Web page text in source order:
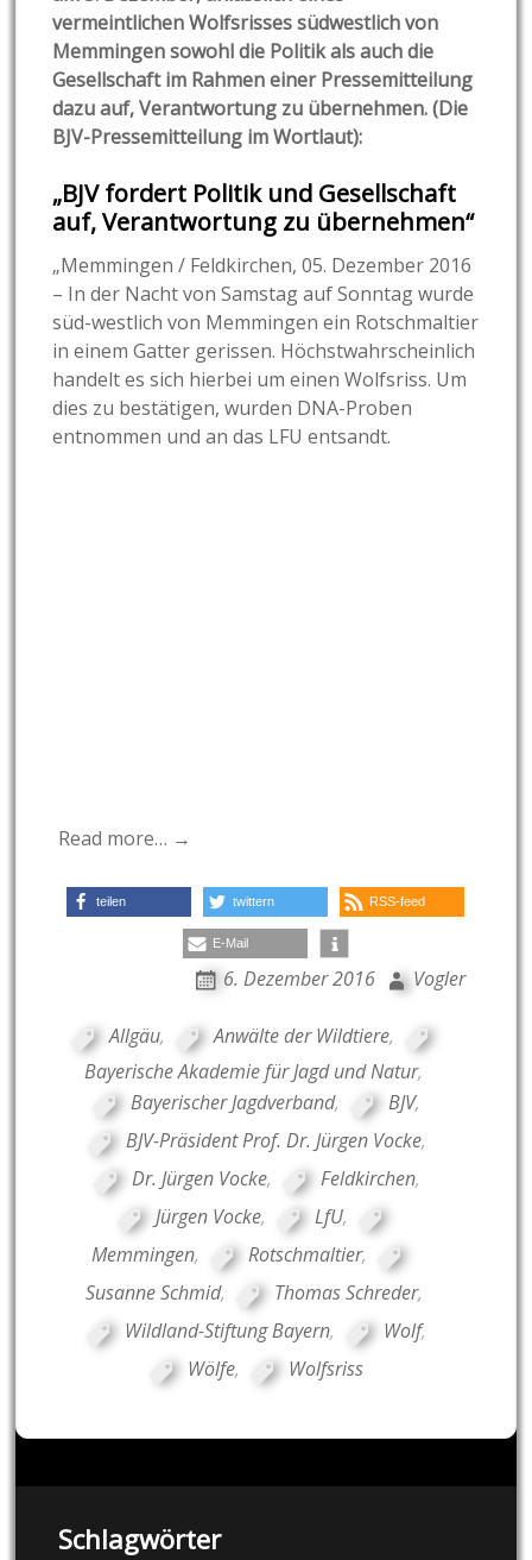
vermeintlichen Wolfsrisses südwestlich von
Memmingen sowohl die Politik als auch die
Gesellschaft im Rahmen einer Pressemitteilung
dazu auf, Verantwortung zu übernehmen. (Die
BJV-Pressemitteilung im Wortlaut):
„BJV fordert Politik und Gesellschaft
auf, Verantwortung zu übernehmen“
„Memmingen / Feldkirchen, 05. Dezember 2016
– In der Nacht von Samstag auf Sonntag wurde
süd-westlich von Memmingen ein Rotschmaltier
in einem Gatter gerissen. Höchstwahrscheinlich
handelt es sich hierbei um einen Wolfsriss. Um
dies zu bestätigen, wurden DNA-Proben
entnommen und an das LFU entsandt.
Read more… →
teilen twittern RSS-feed
E-Mail
6. Dezember 2016 Vogler
Allgäu, Anwälte der Wildtiere,
Bayerische Akademie für Jagd und Natur,
Bayerischer Jagdverband, BJV,
BJV-Präsident Prof. Dr. Jürgen Vocke,
Dr. Jürgen Vocke, Feldkirchen,
Jürgen Vocke, LfU,
Memmingen, Rotschmaltier,
Susanne Schmid, Thomas Schreder,
Wildland-Stiftung Bayern, Wolf,
Wölfe, Wolfsriss
Schlagwörter